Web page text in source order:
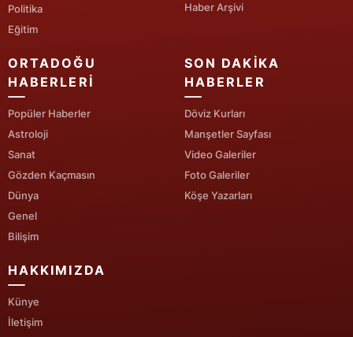
Yalova
Kilis
Osmaniye
Politika
Eğitim
Haber Arşivi
ORTADOĞU
HABERLERI
Popüler Haberler
Astroloji
Sanat
Gözden Kaçmasın
Dünya
Genel
Bilişim
SON DAKIKA
HABERLER
Döviz Kurları
Manşetler Sayfası
Video Galeriler
Foto Galeriler
Köşe Yazarları
HAKKIMIZDA
Künye
İletişim